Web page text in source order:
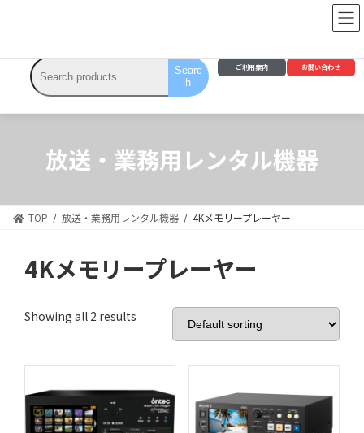
Searc
h
ご利用案内 お問い合わせ
放送・業務用レンタル機器
TOP 放送・業務用レンタル機器 4Kメモリープレーヤー
4Kメモリープレーヤー
Showing all 2 results